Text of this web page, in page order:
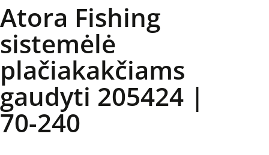
Atora Fishing
sistemėlė
plačiakakčiams
gaudyti 205424 |
70-240